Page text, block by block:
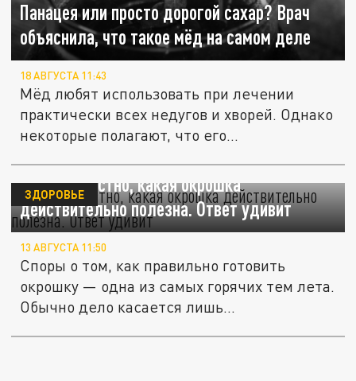
Панацея или просто дорогой сахар? Врач
объяснила, что такое мёд на самом деле
18 АВГУСТА 11:43
Мёд любят использовать при лечении
практически всех недугов и хворей. Однако
некоторые полагают, что его...
Стало известно, какая окрошка
действительно полезна. Ответ удивит
ЗДОРОВЬЕ
13 АВГУСТА 11:50
Споры о том, как правильно готовить
окрошку — одна из самых горячих тем лета.
Обычно дело касается лишь...